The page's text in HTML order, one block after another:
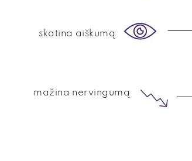
skatina aiškumą
mažina nervingumą